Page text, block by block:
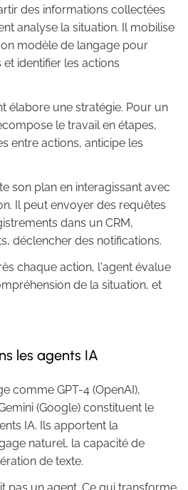
des informations collectées
analyse la situation. Il mobilise
modèle de langage pour
identifier les actions
élabore une stratégie. Pour un
le travail en étapes,
entre actions, anticipe les
son plan en interagissant avec
Il peut envoyer des requêtes
dans un CRM,
déclencher des notifications.
chaque action, l'agent évalue
de la situation, et
les agents IA
comme GPT-4 (OpenAI),
(Google) constituent le
IA. Ils apportent la
naturel, la capacité de
de texte.
pas un agent. Ce qui transforme